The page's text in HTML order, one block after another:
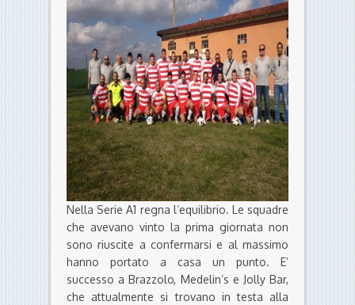
Nella Serie A1 regna l’equilibrio. Le squadre
che avevano vinto la prima giornata non
sono riuscite a confermarsi e al massimo
hanno portato a casa un punto. E’
successo a Brazzolo, Medelin’s e Jolly Bar,
che attualmente si trovano in testa alla